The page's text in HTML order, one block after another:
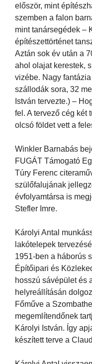
először, mint
szemben a falon
mint tanársegédek –
építészettörténet
Aztán sok év után a
ahol olajat kerestek,
vizébe. Nagy
szállodák sora, 32
István tervezte.) –
fel. A tervező cég két
olcsó földet vett a
Winkler Barnabás
FUGÁT Támogató
Túry Ferenc
szülőfalujának
évfolyamtársa is
Stefler Imre.
Károlyi Antal
lakótelepek
1951-ben a háborús
Építőipari és
hosszú sávépület és
helyreállításán
Főműve a
megemlítendőnek
Károlyi István. Így
készített terve a